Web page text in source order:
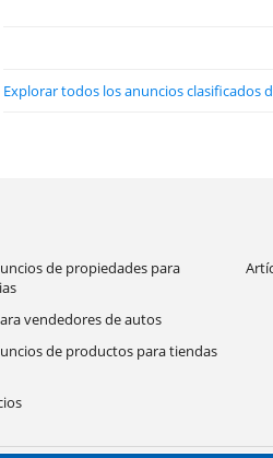
Explorar todos los anuncios clasificados
de propiedades para
vendedores de autos
de productos para tiendas